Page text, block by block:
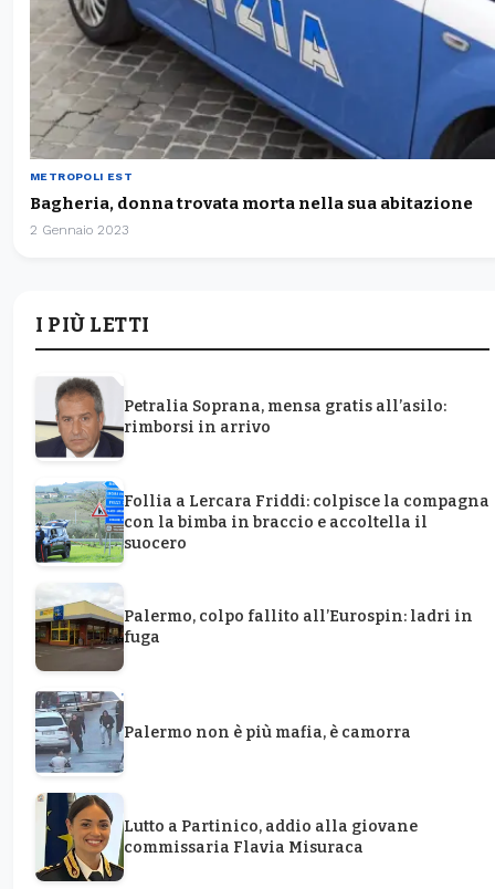
METROPOLI EST
Bagheria, donna trovata morta nella sua abitazione
2 Gennaio 2023
I PIÙ LETTI
Petralia Soprana, mensa gratis all’asilo:
rimborsi in arrivo
Follia a Lercara Friddi: colpisce la compagna
con la bimba in braccio e accoltella il
suocero
Palermo, colpo fallito all’Eurospin: ladri in
fuga
Palermo non è più mafia, è camorra
Lutto a Partinico, addio alla giovane
commissaria Flavia Misuraca